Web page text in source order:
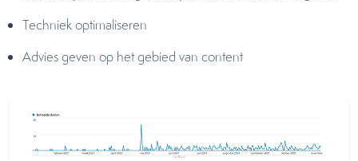
Techniek optimaliseren
Advies geven op het gebied van content